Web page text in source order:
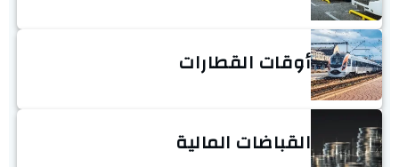
أوقات القطارات
القباضات المالية